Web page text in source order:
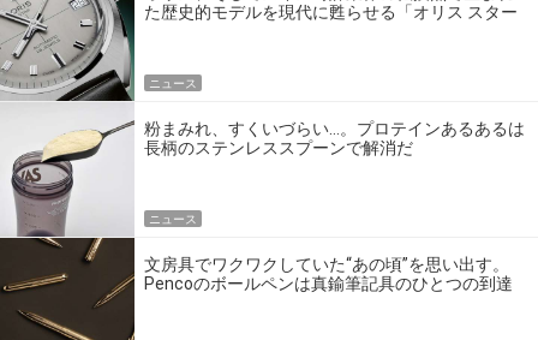
た歴史的モデルを現代に甦らせる「オリス スター
ニュース
粉まみれ、すくいづらい…。プロテインあるあるは
長柄のステンレススプーンで解消だ
ニュース
文房具でワクワクしていた“あの頃”を思い出す。
Pencoのボールペンは真鍮筆記具のひとつの到達